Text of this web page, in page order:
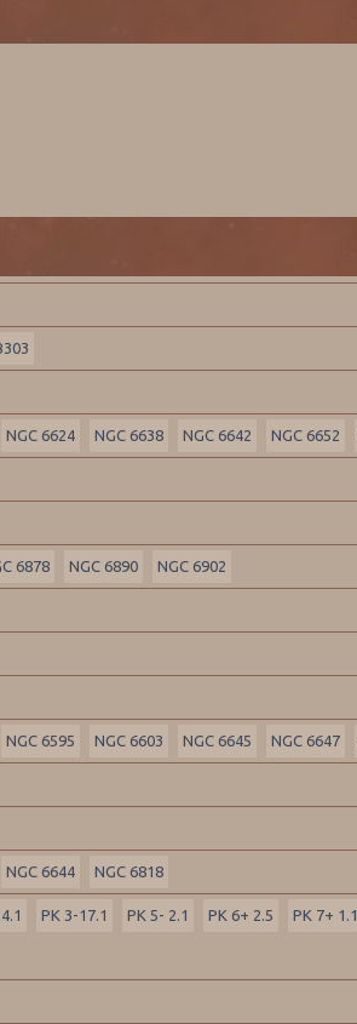
NGC 6624 NGC 6638 NGC 6642 NGC 6652
6878 NGC 6890 NGC 6902
NGC 6595 NGC 6603 NGC 6645 NGC 6647
NGC 6644 NGC 6818
PK 3-17.1 PK 5- 2.1 PK 6+ 2.5 PK 7+ 1.1